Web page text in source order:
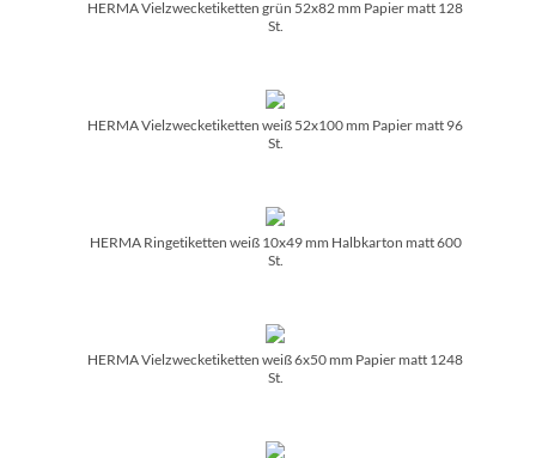
HERMA Vielzwecketiketten grün 52x82 mm Papier matt 128
St.
HERMA Vielzwecketiketten weiß 52x100 mm Papier matt 96
St.
HERMA Ringetiketten weiß 10x49 mm Halbkarton matt 600
St.
HERMA Vielzwecketiketten weiß 6x50 mm Papier matt 1248
St.